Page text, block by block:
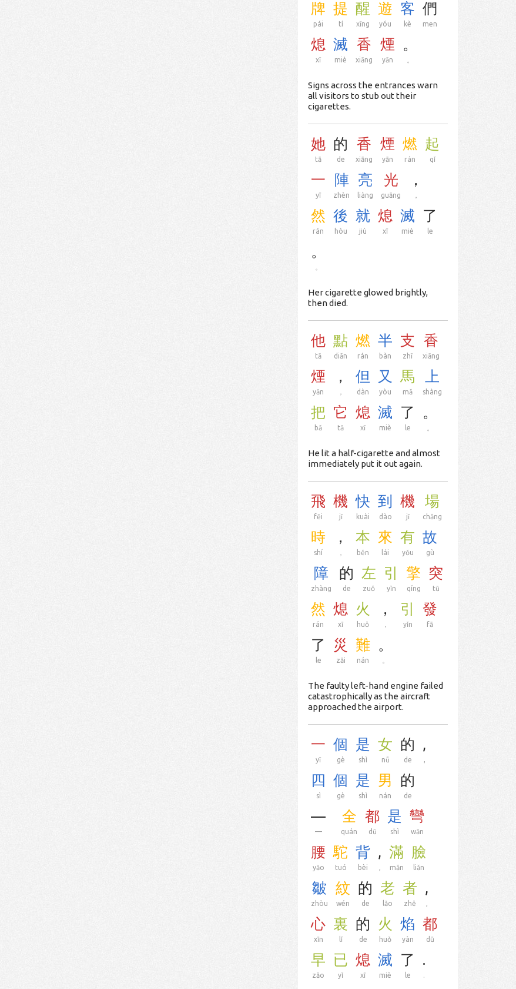
牌
pái
提
tí
醒
xǐng
遊
yóu
客
kè
們
men
熄
xī
滅
miè
香
xiāng
煙
yān
。
Signs across the entrances warn
all visitors to stub out their
cigarettes.
她
tā
的
de
香
xiāng
煙
yān
燃
rán
起
qǐ
一
yī
陣
zhèn
亮
liàng
光
guāng
，
，
然
rán
後
hòu
就
jiù
熄
xī
滅
miè
了
le
。
Her cigarette glowed brightly,
then died.
他
tā
點
diǎn
燃
rán
半
bàn
支
zhī
香
xiāng
煙
yān
，
，
但
dàn
又
yòu
馬
mǎ
上
shàng
把
bǎ
它
tā
熄
xī
滅
miè
了
le
。
He lit a half-cigarette and almost
immediately put it out again.
飛
fēi
機
jī
快
kuài
到
dào
機
jī
場
chǎng
時
shí
，
，
本
běn
來
lái
有
yǒu
故
gù
障
zhàng
的
de
左
zuǒ
引
yǐn
擎
qíng
突
tū
然
rán
熄
xī
火
huǒ
，
，
引
yǐn
發
fā
了
le
災
zāi
難
nán
。
The faulty left-hand engine failed
catastrophically as the aircraft
approached the airport.
一
yī
個
gè
是
shì
女
nǚ
的
de
,
,
四
sì
個
gè
是
shì
男
nán
的
de
—
—
全
quán
都
dū
是
shì
彎
wān
腰
yāo
駝
tuó
背
bèi
,
,
滿
mǎn
臉
liǎn
皺
zhòu
紋
wén
的
de
老
lǎo
者
zhě
,
,
心
xīn
裏
lǐ
的
de
火
huǒ
焰
yàn
都
dū
早
zǎo
已
yǐ
熄
xī
滅
miè
了
le
.
.